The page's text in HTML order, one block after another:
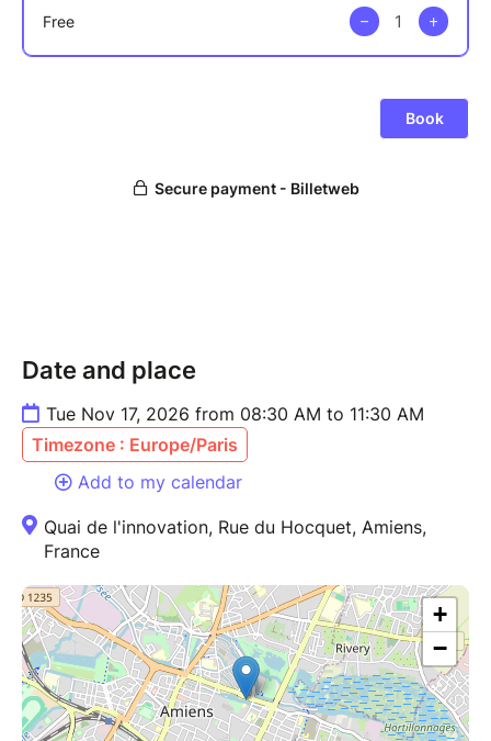
Date and place
Tue Nov 17, 2026 from 08:30 AM to 11:30 AM
Timezone : Europe/Paris
Add to my calendar
Quai de l'innovation, Rue du Hocquet, Amiens,
France
+
−